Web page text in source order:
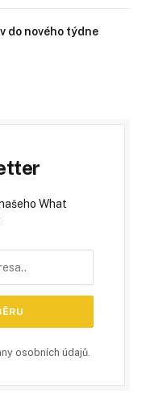
do nového týdne
What
osobních údajů.